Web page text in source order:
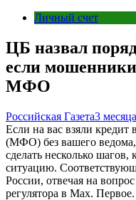
Личный счет
ЦБ назвал
если
МФО
Российская Газета3
Если на вас взяли
(МФО) без вашего
сделать несколько
ситуацию.
России, отвечая на
регулятора в Max. Первое.